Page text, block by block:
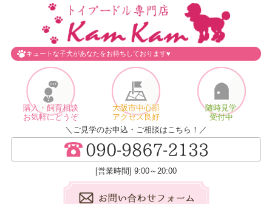
キュートな子犬があなたをお待ちしております♥
購入・飼育相談
お気軽にどうぞ
大阪市中心部
アクセス良好
随時見学
受付中
＼ご見学のお申込・ご相談はこちら！／
[営業時間] 9:00～20:00